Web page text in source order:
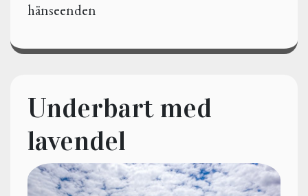
hänseenden
Underbart med
lavendel